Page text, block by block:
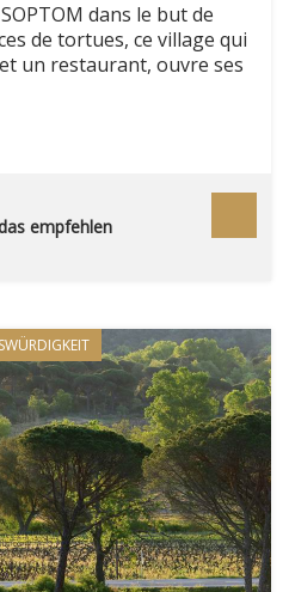
dans le but de
de tortues, ce village qui
un restaurant, ouvre ses
et accueille avec
de tous les horizons.
faire mieux comprendre
de ces animaux
à la nuit des temps.
empfehlen